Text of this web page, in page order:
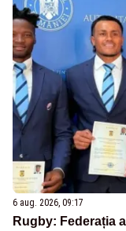
6 aug. 2026, 09:17
Rugby: Federația